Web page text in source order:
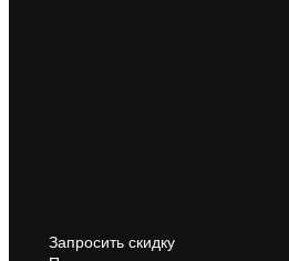
Запросить скидку